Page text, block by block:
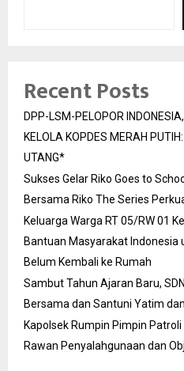
Recent Posts
DPP-LSM-PELOPOR
KELOLA KOPDES MERAH
UTANG*
Sukses Gelar Riko Goes to
Bersama Riko The Series
Keluarga Warga RT 05/RW 01
Bantuan Masyarakat Indonesia
Belum Kembali ke Rumah
Sambut Tahun Ajaran Baru,
Bersama dan Santuni Yatim
Kapolsek Rumpin Pimpin
Rawan Penyalahgunaan dan